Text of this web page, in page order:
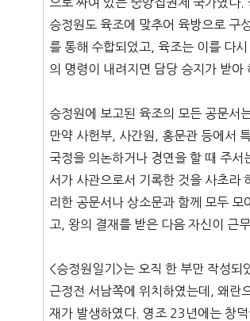
승정원도 육조에 맞추어 육방으로 구
를 통해 수합되었고, 육조는 이를 다
의 명령이 내려지면 담당 승지가 받아
승정원에 보고된 육조의 모든 공문서
만약 사헌부, 사간원, 홍문관 등에서
국정을 의논하거나 경연을 할 때 주
서가 사관으로서 기록한 것을 사초라
리한 공문서나 상소문과 함께 모두
고, 왕의 결재를 받은 다음 자신이 근
<승정원일기>는 오직 한 부만 작성되
근정전 서남쪽에 위치하였는데, 왜란
재가 발생하였다. 영조 23년에는 창